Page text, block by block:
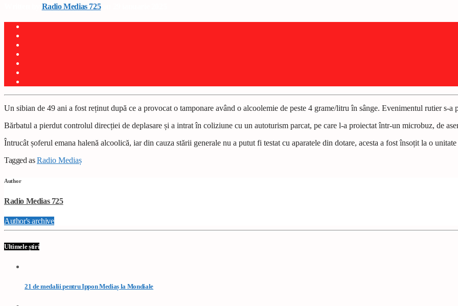
Radio Medias 725on 29 ianuarie 2025
Un sibian de 49 ani a fost reținut după ce a provocat o tamponare având o alcoolemie de peste 4 grame/litru în sânge. Evenimentul rutier s-
Bărbatul a pierdut controlul direcției de deplasare și a intrat în coliziune cu un autoturism parcat, pe care l-a proiectat într-un microbuz, de
Întrucât șoferul emana halenă alcoolică, iar din cauza stării generale nu a putut fi testat cu aparatele din dotare, acesta a fost însoțit la o
Tagged asRadio Mediaș
Author
Radio Medias 725
Author's archive
Ultimele știri
21 de medalii pentru Ippon Mediaș la Mondiale